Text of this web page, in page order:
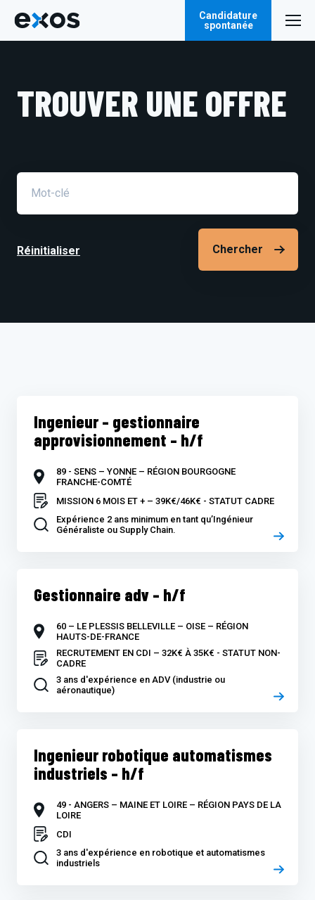
Candidature
spontanée
TROUVER UNE OFFRE
Champ
recherche
Réinitialiser
Ingenieur – gestionnaire
approvisionnement – h/f
89 - SENS – YONNE – RÉGION BOURGOGNE
FRANCHE-COMTÉ
MISSION 6 MOIS ET + – 39K€/46K€ - STATUT CADRE
Expérience 2 ans minimum en tant qu’Ingénieur
Généraliste ou Supply Chain.
Gestionnaire adv – h/f
60 – LE PLESSIS BELLEVILLE – OISE – RÉGION
HAUTS-DE-FRANCE
RECRUTEMENT EN CDI – 32K€ À 35K€ - STATUT NON-
CADRE
3 ans d'expérience en ADV (industrie ou
aéronautique)
Ingenieur robotique automatismes
industriels – h/f
49 - ANGERS – MAINE ET LOIRE – RÉGION PAYS DE LA
LOIRE
CDI
3 ans d'expérience en robotique et automatismes
industriels